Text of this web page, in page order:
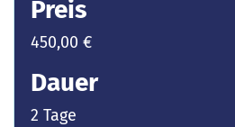
Preis
450,00 €
Dauer
2 Tage